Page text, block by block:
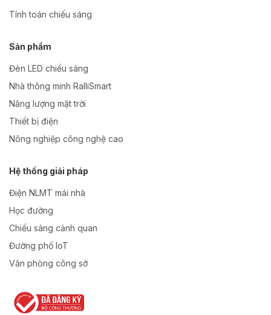
Tính toán chiếu sáng
Sản phẩm
Đèn LED chiếu sáng
Nhà thông minh RalliSmart
Năng lượng mặt trời
Thiết bị điện
Nông nghiệp công nghệ cao
Hệ thống giải pháp
Điện NLMT mái nhà
Học đường
Chiếu sáng cảnh quan
Đường phố IoT
Văn phòng công sở